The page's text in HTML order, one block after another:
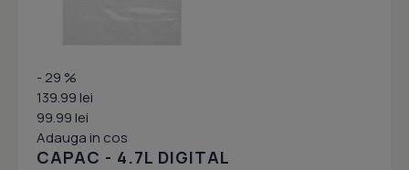
- 29 %
139.99 lei
99.99 lei
Adauga in cos
CAPAC - 4.7L DIGITAL